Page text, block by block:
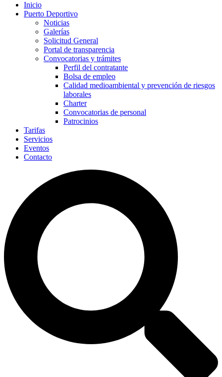
Inicio
Puerto Deportivo
Noticias
Galerías
Solicitud General
Portal de transparencia
Convocatorias y trámites
Perfil del contratante
Bolsa de empleo
Calidad medioambiental y prevención de riesgos
laborales
Charter
Convocatorias de personal
Patrocinios
Tarifas
Servicios
Eventos
Contacto